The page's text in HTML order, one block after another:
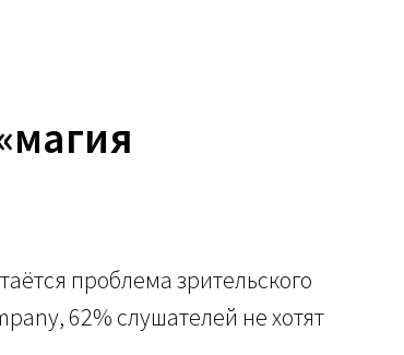
проблема зрительского
62% слушателей не хотят